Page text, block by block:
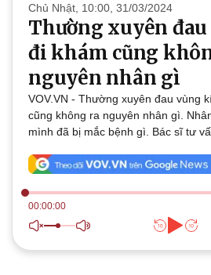
Thế giới
Cuộc sống đó đây
Hồ sơ
E-
Chủ Nhật, 10:00, 31/03/2024
Thường xuyên
đi khám cũng
nguyên nhân gì
VOV.VN - Thường xuyên đau vùng
cũng không ra nguyên nhân gì.
mình đã bị mắc bệnh gì. Bác sĩ tư
00:00:00